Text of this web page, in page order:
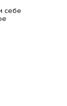
себе